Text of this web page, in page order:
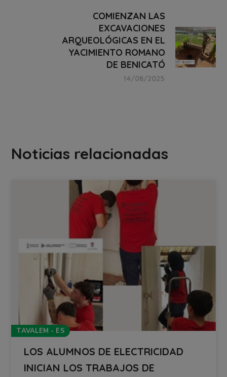
COMIENZAN LAS
EXCAVACIONES
ARQUEOLÓGICAS EN EL
YACIMIENTO ROMANO
DE BENICATÓ
14/08/2025
Noticias relacionadas
TAVALEM - ES
LOS ALUMNOS DE ELECTRICIDAD
INICIAN LOS TRABAJOS DE